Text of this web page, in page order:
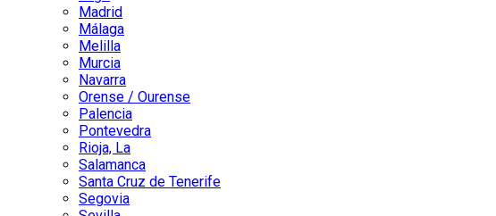
Madrid
Málaga
Melilla
Murcia
Navarra
Orense / Ourense
Palencia
Pontevedra
Rioja, La
Salamanca
Santa Cruz de Tenerife
Segovia